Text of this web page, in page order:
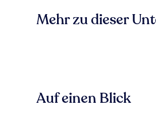
Mehr zu dieser
Auf einen Blick